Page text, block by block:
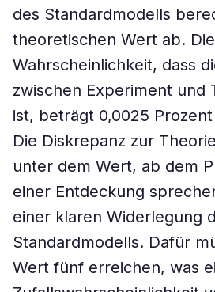
des Standardmodells
theoretischen Wert ab. Die
Wahrscheinlichkeit, dass
zwischen Experiment und
ist, beträgt 0,0025 Prozent
Die Diskrepanz zur
unter dem Wert, ab dem
einer Entdeckung
einer klaren Widerlegung
Standardmodells. Dafür
Wert fünf erreichen, was